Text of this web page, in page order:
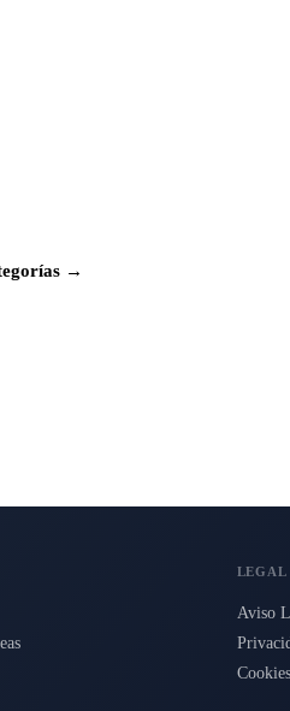
→
LEGAL
Aviso
Cookies